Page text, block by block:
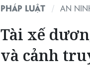
PHÁP LUẬT AN
Tài xế
và cảnh